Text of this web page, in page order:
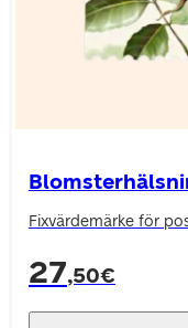
Fixvärdemärke för
27,50€